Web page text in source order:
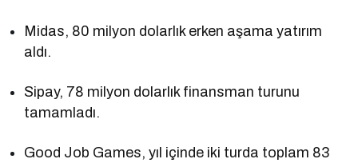
Midas, 80 milyon dolarlık erken aşama yatırım
aldı.
Sipay, 78 milyon dolarlık finansman turunu
tamamladı.
Good Job Games, yıl içinde iki turda toplam 83